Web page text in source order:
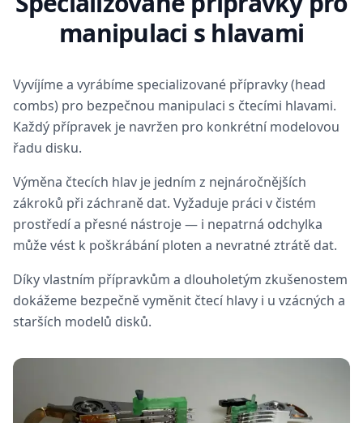
manipulaci s hlavami
Vyvíjíme a vyrábíme specializované přípravky (head
combs) pro bezpečnou manipulaci s čtecími hlavami.
Každý přípravek je navržen pro konkrétní modelovou
řadu disku.
Výměna čtecích hlav je jedním z nejnáročnějších
zákroků při záchraně dat. Vyžaduje práci v čistém
prostředí a přesné nástroje — i nepatrná odchylka
může vést k poškrábání ploten a nevratné ztrátě dat.
Díky vlastním přípravkům a dlouholetým zkušenostem
dokážeme bezpečně vyměnit čtecí hlavy i u vzácných a
starších modelů disků.